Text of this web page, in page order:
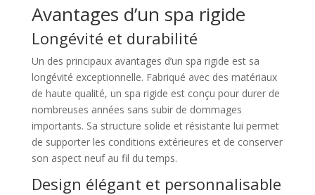
Avantages d’un spa rigide
Longévité et durabilité
Un des principaux avantages d’un spa rigide est sa
longévité exceptionnelle. Fabriqué avec des matériaux
de haute qualité, un spa rigide est conçu pour durer de
nombreuses années sans subir de dommages
importants. Sa structure solide et résistante lui permet
de supporter les conditions extérieures et de conserver
son aspect neuf au fil du temps.
Design élégant et personnalisable